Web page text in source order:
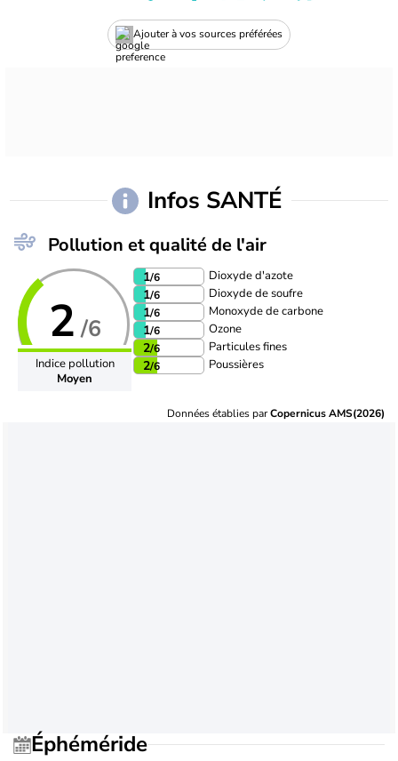
Ajouter à vos sources préférées
Infos SANTÉ
Pollution et qualité de l'air
2 /6
Indice pollution
Moyen
1/6 Dioxyde d'azote
1/6 Dioxyde de soufre
1/6 Monoxyde de carbone
1/6 Ozone
2/6 Particules fines
2/6 Poussières
Données établies parCopernicus AMS(2026)
Éphéméride